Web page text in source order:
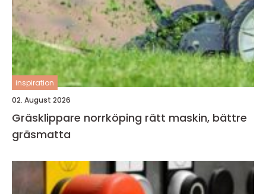
inspiration
02. August 2026
Gräsklippare norrköping rätt maskin, bättre
gräsmatta